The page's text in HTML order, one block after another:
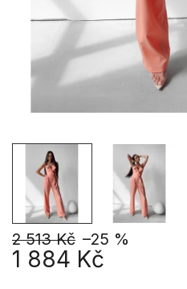
2 513 Kč –25 %
1 884 Kč